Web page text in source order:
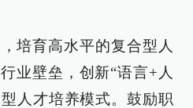
培育高水平的复合型人
业壁垒，创新“语言+人
人才培养模式。鼓励职